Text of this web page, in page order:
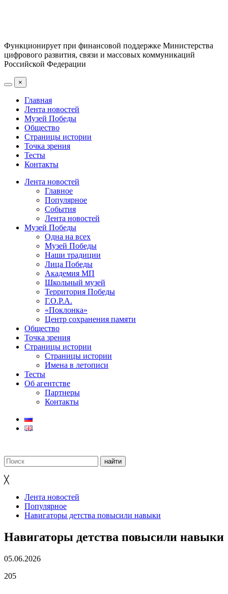
Функционирует при финансовой поддержке Министерства
цифрового развития, связи и массовых коммуникаций
Российской Федерации
×
Главная
Лента новостей
Музей Победы
Общество
Страницы истории
Точка зрения
Тесты
Контакты
Лента новостей
Главное
Популярное
События
Лента новостей
Музей Победы
Одна на всех
Музей Победы
Наши традиции
Лица Победы
Академия МП
Школьный музей
Территория Победы
Г.О.Р.А.
«Поклонка»
Центр сохранения памяти
Общество
Точка зрения
Страницы истории
Страницы истории
Имена в летописи
Тесты
Об агентстве
Партнеры
Контакты
╳
Лента новостей
Популярное
Навигаторы детства повысили навыки
Навигаторы детства повысили навыки
05.06.2026
205